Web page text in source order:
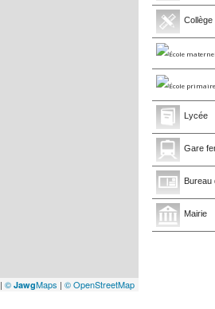
|©JawgMaps |© OpenStreetMap
Collège
Lycée
Gare
Bureau
Mairie